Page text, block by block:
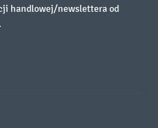
handlowej/newslettera od